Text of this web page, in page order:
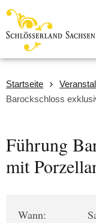
Startseite
Barockschloss
Führung
mit
Wann: